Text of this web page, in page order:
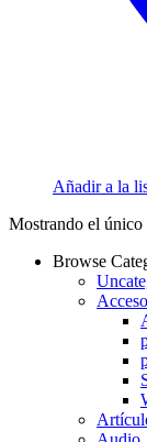
Añadir a la
Mostrando el único
Browse